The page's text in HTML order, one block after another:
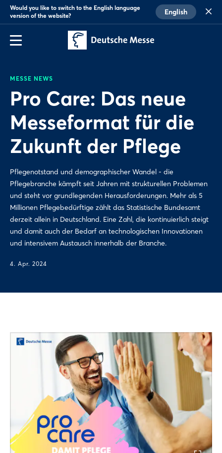
Would you like to switch to the English language
version of the website?
English
MESSE NEWS
Pro Care: Das neue
Messeformat für die
Zukunft der Pflege
Pflegenotstand und demographischer Wandel - die
Pflegebranche kämpft seit Jahren mit strukturellen Problemen
und steht vor grundlegenden Herausforderungen. Mehr als 5
Millionen Pflegebedürftige zählt das Statistische Bundesamt
derzeit allein in Deutschland. Eine Zahl, die kontinuierlich steigt
und damit auch der Bedarf an technologischen Innovationen
und intensivem Austausch innerhalb der Branche.
4. Apr. 2024